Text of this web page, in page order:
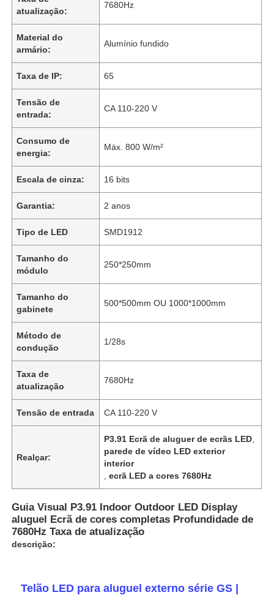
Para casa
Produtos
Vídeos
Espetáculo VR
Sobre nós
Visita à Fábrica
atualização:
7680Hz
Material do
armário:
Alumínio fundido
Taxa de IP: 65
Tensão de
entrada:
CA 110-220 V
Consumo de
energia:
Máx. 800 W/m²
Escala de cinza: 16 bits
Garantia: 2 anos
Tipo de LED SMD1912
Tamanho do
módulo
250*250mm
Tamanho do
gabinete
500*500mm OU 1000*1000mm
Método de
condução
1/28s
Taxa de
atualização
7680Hz
Tensão de entrada CA 110-220 V
Realçar:
P3.91 Ecrã de aluguer de ecrãs LED
parede de vídeo LED exterior
interior
,ecrã LED a cores 7680Hz
Guia Visual P3.91 Indoor Outdoor LED Display
aluguel Ecrã de cores completas Profundidade de
7680Hz Taxa de atualização
descrição:
Telão LED para aluguel externo série GS |